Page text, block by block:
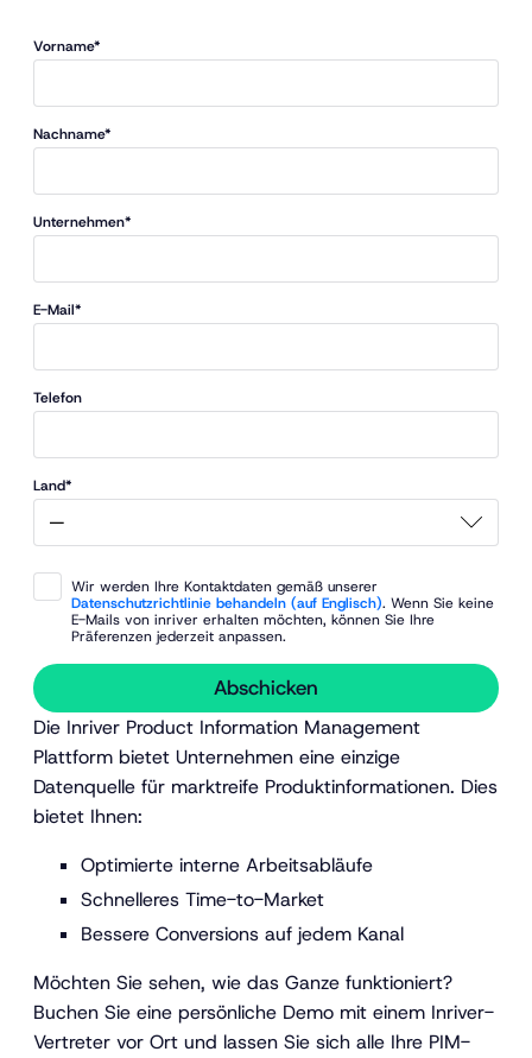
Die Inriver Product Information Management
Plattform bietet Unternehmen eine einzige
Datenquelle für marktreife Produktinformationen. Dies
bietet Ihnen:
Optimierte interne Arbeitsabläufe
Schnelleres Time-to-Market
Bessere Conversions auf jedem Kanal
Möchten Sie sehen, wie das Ganze funktioniert?
Buchen Sie eine persönliche Demo mit einem Inriver-
Vertreter vor Ort und lassen Sie sich alle Ihre PIM-
Vorname*
Nachname*
Unternehmen*
E-Mail*
Telefon
Land*
Wir werden Ihre Kontaktdaten gemäß unserer
Datenschutzrichtlinie behandeln (auf Englisch). Wenn Sie keine
E-Mails von inriver erhalten möchten, können Sie Ihre
Präferenzen jederzeit anpassen.
Abschicken